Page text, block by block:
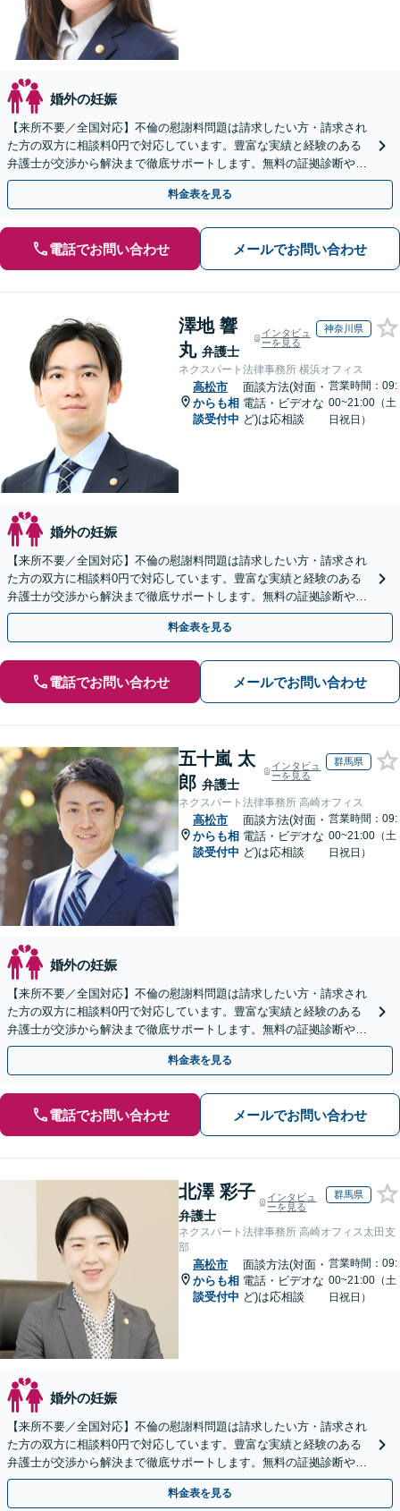
婚外の妊娠
【来所不要／全国対応】不倫の慰謝料問題は請求したい方・請求され
た方の双方に相談料0円で対応しています。豊富な実績と経験のある
弁護士が交渉から解決まで徹底サポートします。無料の証拠診断や着
手金の返還保証もありますので安心してご相談ください。
料金表を見る
電話でお問い合わせ メールでお問い合わせ
澤地 響
丸 弁護士
インタビュ
ーを見る
神奈川県
ネクスパート法律事務所 横浜オフィス
高松市
からも相
談受付中
面談方法(対面・
電話・ビデオな
ど)は応相談
営業時間：09:
00~21:00（土
日祝日）
婚外の妊娠
【来所不要／全国対応】不倫の慰謝料問題は請求したい方・請求され
た方の双方に相談料0円で対応しています。豊富な実績と経験のある
弁護士が交渉から解決まで徹底サポートします。無料の証拠診断や着
手金の返還保証もありますので安心してご相談ください。
料金表を見る
電話でお問い合わせ メールでお問い合わせ
五十嵐 太
郎 弁護士
インタビュ
ーを見る
群馬県
ネクスパート法律事務所 高崎オフィス
高松市
からも相
談受付中
面談方法(対面・
電話・ビデオな
ど)は応相談
営業時間：09:
00~21:00（土
日祝日）
婚外の妊娠
【来所不要／全国対応】不倫の慰謝料問題は請求したい方・請求され
た方の双方に相談料0円で対応しています。豊富な実績と経験のある
弁護士が交渉から解決まで徹底サポートします。無料の証拠診断や着
手金の返還保証もありますので安心してご相談ください。
料金表を見る
電話でお問い合わせ メールでお問い合わせ
北澤 彩子
弁護士
インタビュ
ーを見る
群馬県
ネクスパート法律事務所 高崎オフィス太田支
部
高松市
からも相
談受付中
面談方法(対面・
電話・ビデオな
ど)は応相談
営業時間：09:
00~21:00（土
日祝日）
婚外の妊娠
【来所不要／全国対応】不倫の慰謝料問題は請求したい方・請求され
た方の双方に相談料0円で対応しています。豊富な実績と経験のある
弁護士が交渉から解決まで徹底サポートします。無料の証拠診断や着
手金の返還保証もありますので安心してご相談ください。
料金表を見る